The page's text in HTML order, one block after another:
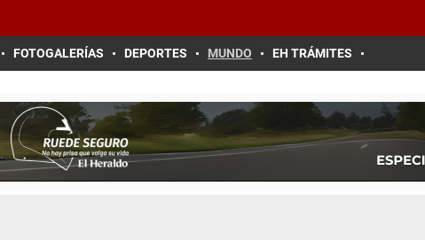
FOTOGALERÍAS DEPORTES MUNDO EH TRÁMITES